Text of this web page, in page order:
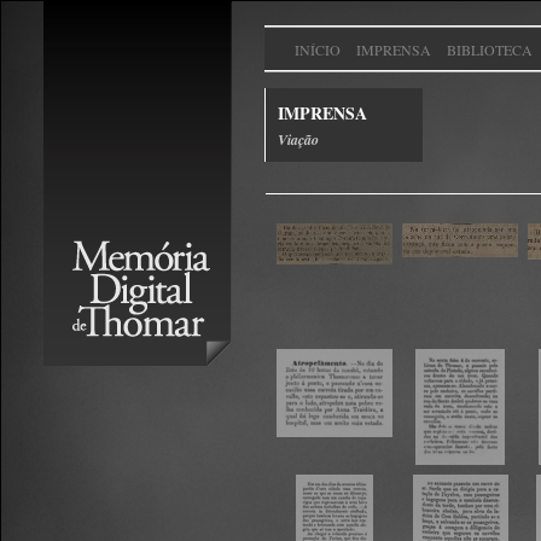
INÍCIO IMPRENSA BIBLIOTECA
IMPRENSA
Viação